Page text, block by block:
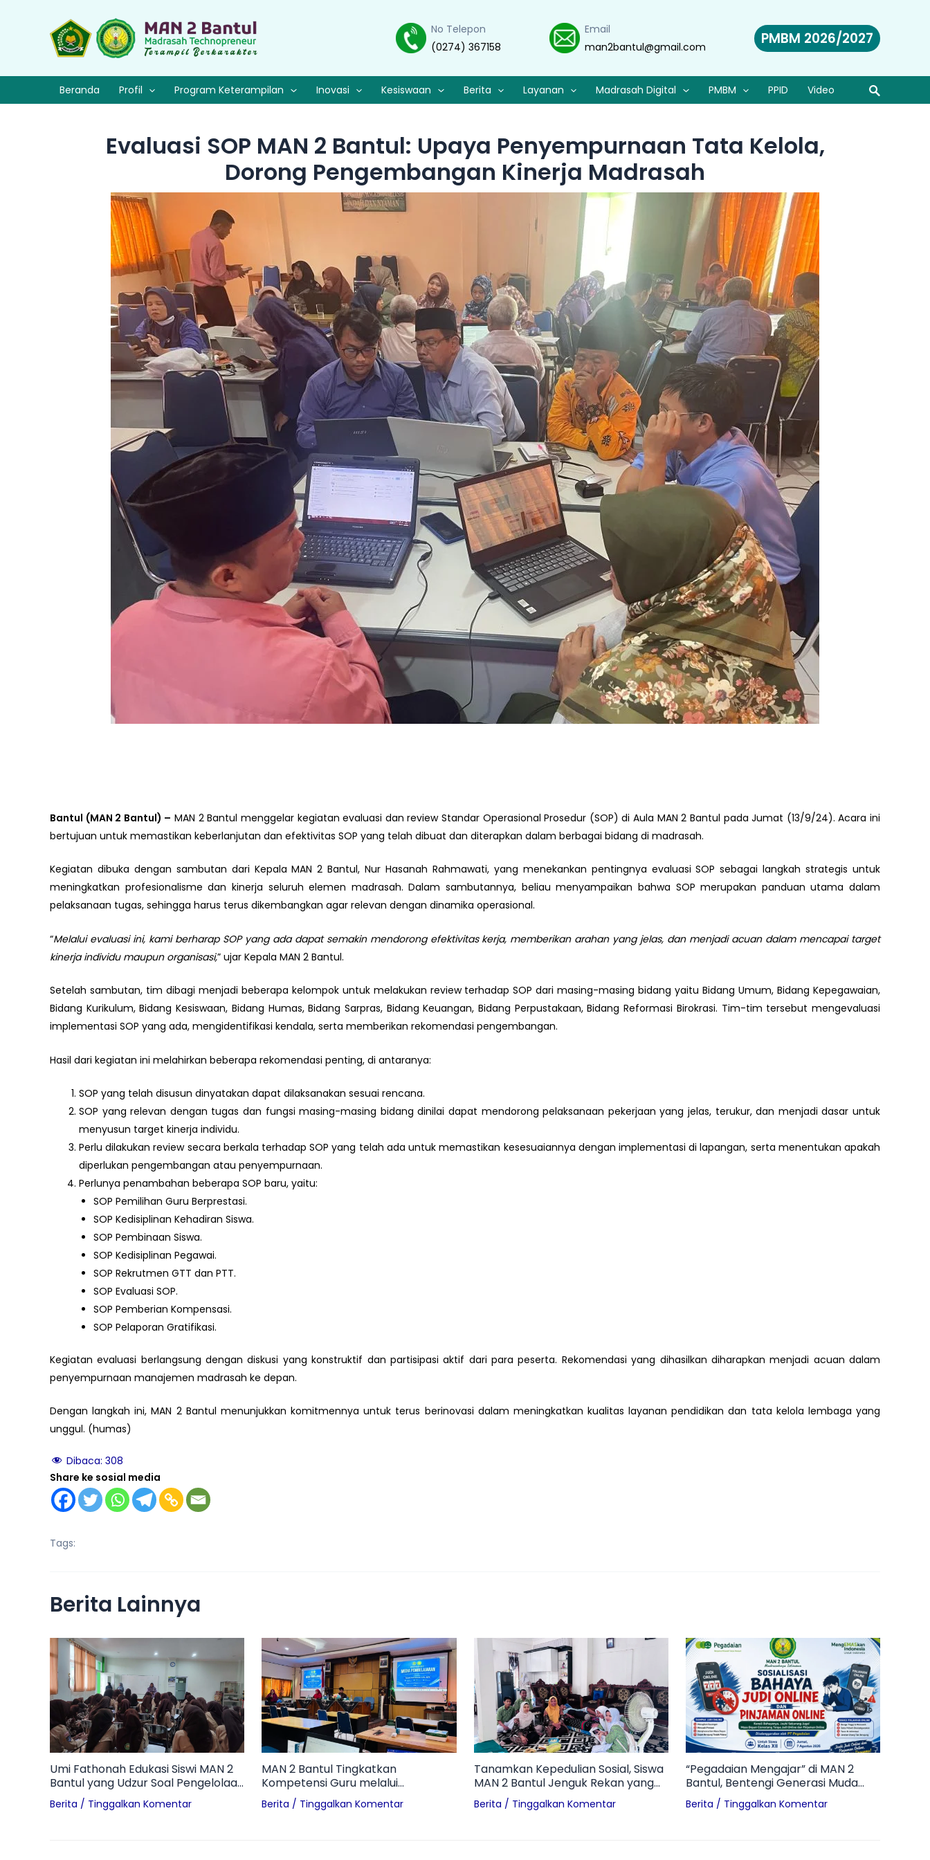
No Telepon
(0274) 367158
Email
man2bantul@gmail.com
PMBM 2026/2027
Beranda Profil Program Keterampilan Inovasi Kesiswaan Berita Layanan Madrasah Digital PMBM PPID Video
Evaluasi SOP MAN 2 Bantul: Upaya Penyempurnaan Tata Kelola,
Dorong Pengembangan Kinerja Madrasah
Bantul (MAN 2 Bantul) – MAN 2 Bantul menggelar kegiatan evaluasi dan review Standar Operasional Prosedur (SOP) di Aula MAN 2 Bantul pada Jumat (13/9/24). Acara ini
bertujuan untuk memastikan keberlanjutan dan efektivitas SOP yang telah dibuat dan diterapkan dalam berbagai bidang di madrasah.
Kegiatan dibuka dengan sambutan dari Kepala MAN 2 Bantul, Nur Hasanah Rahmawati, yang menekankan pentingnya evaluasi SOP sebagai langkah strategis untuk
meningkatkan profesionalisme dan kinerja seluruh elemen madrasah. Dalam sambutannya, beliau menyampaikan bahwa SOP merupakan panduan utama dalam
pelaksanaan tugas, sehingga harus terus dikembangkan agar relevan dengan dinamika operasional.
“Melalui evaluasi ini, kami berharap SOP yang ada dapat semakin mendorong efektivitas kerja, memberikan arahan yang jelas, dan menjadi acuan dalam mencapai target
kinerja individu maupun organisasi,” ujar Kepala MAN 2 Bantul.
Setelah sambutan, tim dibagi menjadi beberapa kelompok untuk melakukan review terhadap SOP dari masing-masing bidang yaitu Bidang Umum, Bidang Kepegawaian,
Bidang Kurikulum, Bidang Kesiswaan, Bidang Humas, Bidang Sarpras, Bidang Keuangan, Bidang Perpustakaan, Bidang Reformasi Birokrasi. Tim-tim tersebut mengevaluasi
implementasi SOP yang ada, mengidentifikasi kendala, serta memberikan rekomendasi pengembangan.
Hasil dari kegiatan ini melahirkan beberapa rekomendasi penting, di antaranya:
SOP yang telah disusun dinyatakan dapat dilaksanakan sesuai rencana.
SOP yang relevan dengan tugas dan fungsi masing-masing bidang dinilai dapat mendorong pelaksanaan pekerjaan yang jelas, terukur, dan menjadi dasar untuk
menyusun target kinerja individu.
Perlu dilakukan review secara berkala terhadap SOP yang telah ada untuk memastikan kesesuaiannya dengan implementasi di lapangan, serta menentukan apakah
diperlukan pengembangan atau penyempurnaan.
Perlunya penambahan beberapa SOP baru, yaitu:
SOP Pemilihan Guru Berprestasi.
SOP Kedisiplinan Kehadiran Siswa.
SOP Pembinaan Siswa.
SOP Kedisiplinan Pegawai.
SOP Rekrutmen GTT dan PTT.
SOP Evaluasi SOP.
SOP Pemberian Kompensasi.
SOP Pelaporan Gratifikasi.
Kegiatan evaluasi berlangsung dengan diskusi yang konstruktif dan partisipasi aktif dari para peserta. Rekomendasi yang dihasilkan diharapkan menjadi acuan dalam
penyempurnaan manajemen madrasah ke depan.
Dengan langkah ini, MAN 2 Bantul menunjukkan komitmennya untuk terus berinovasi dalam meningkatkan kualitas layanan pendidikan dan tata kelola lembaga yang
unggul. (humas)
Dibaca: 308
Share ke sosial media
Tags:
Berita Lainnya
Umi Fathonah Edukasi Siswi MAN 2
Bantul yang Udzur Soal Pengelolaan
Sampah Pembalut di Ruang
Otomotif
Berita / Tinggalkan Komentar
MAN 2 Bantul Tingkatkan
Kompetensi Guru melalui
Workshop Media Pembelajaran
Inovatif di Era Digital
Berita / Tinggalkan Komentar
Tanamkan Kepedulian Sosial, Siswa
MAN 2 Bantul Jenguk Rekan yang
Alami Kecelakaan
Berita / Tinggalkan Komentar
“Pegadaian Mengajar” di MAN 2
Bantul, Bentengi Generasi Muda
dari Bahaya Pinjol dan Judol
Berita / Tinggalkan Komentar